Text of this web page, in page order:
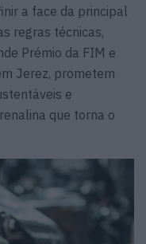
a face da principal
regras técnicas,
Prémio da FIM e
Jerez, prometem
e
que torna o